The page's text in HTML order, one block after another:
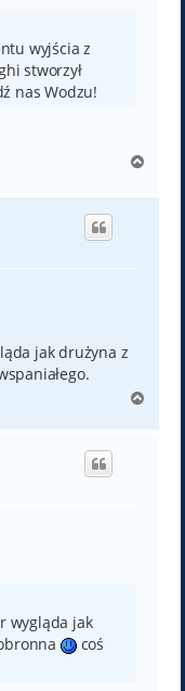
wyjścia z
stworzył
nas Wodzu!
g
jak drużyna z
g
wygląda jak
coś